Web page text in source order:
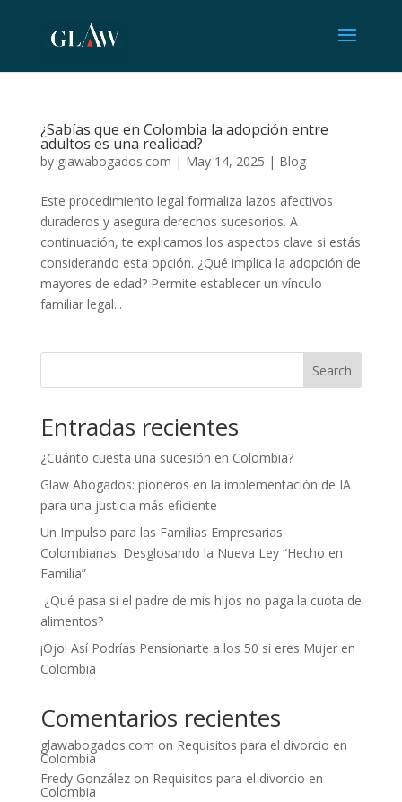
¿Sabías que en Colombia la adopción entre
adultos es una realidad?
by glawabogados.com | May 14, 2025 | Blog
Este procedimiento legal formaliza lazos afectivos
duraderos y asegura derechos sucesorios. A
continuación, te explicamos los aspectos clave si estás
considerando esta opción. ¿Qué implica la adopción de
mayores de edad? Permite establecer un vínculo
familiar legal...
Search
Entradas recientes
¿Cuánto cuesta una sucesión en Colombia?
Glaw Abogados: pioneros en la implementación de IA
para una justicia más eficiente
Un Impulso para las Familias Empresarias
Colombianas: Desglosando la Nueva Ley “Hecho en
Familia”
¿Qué pasa si el padre de mis hijos no paga la cuota de
alimentos?
¡Ojo! Así Podrías Pensionarte a los 50 si eres Mujer en
Colombia
Comentarios recientes
glawabogados.com on Requisitos para el divorcio en
Colombia
Fredy Gonzálezon Requisitos para el divorcio en
Colombia